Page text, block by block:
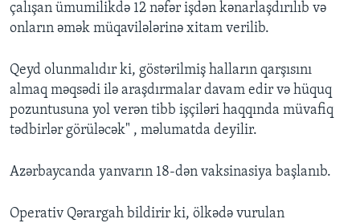
çalışan ümumilikdə 12 nəfər işdən kənarlaşdırılıb və
onların əmək müqavilələrinə xitam verilib.
Qeyd olunmalıdır ki, göstərilmiş halların qarşısını
almaq məqsədi ilə araşdırmalar davam edir və hüquq
pozuntusuna yol verən tibb işçiləri haqqında müvafiq
tədbirlər görüləcək" , məlumatda deyilir.
Azərbaycanda yanvarın 18-dən vaksinasiya başlanıb.
Operativ Qərargah bildirir ki, ölkədə vurulan